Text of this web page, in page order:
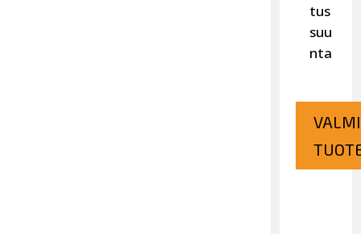
tus
suu
nta